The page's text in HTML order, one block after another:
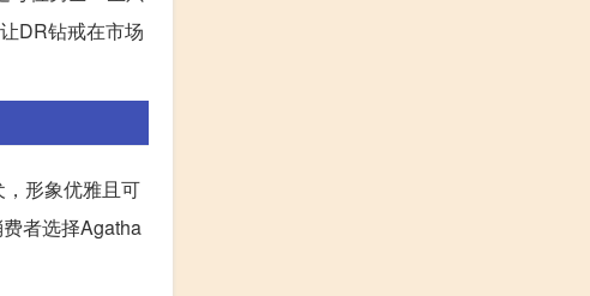
DR钻戒在市场
形象优雅且可
者选择Agatha